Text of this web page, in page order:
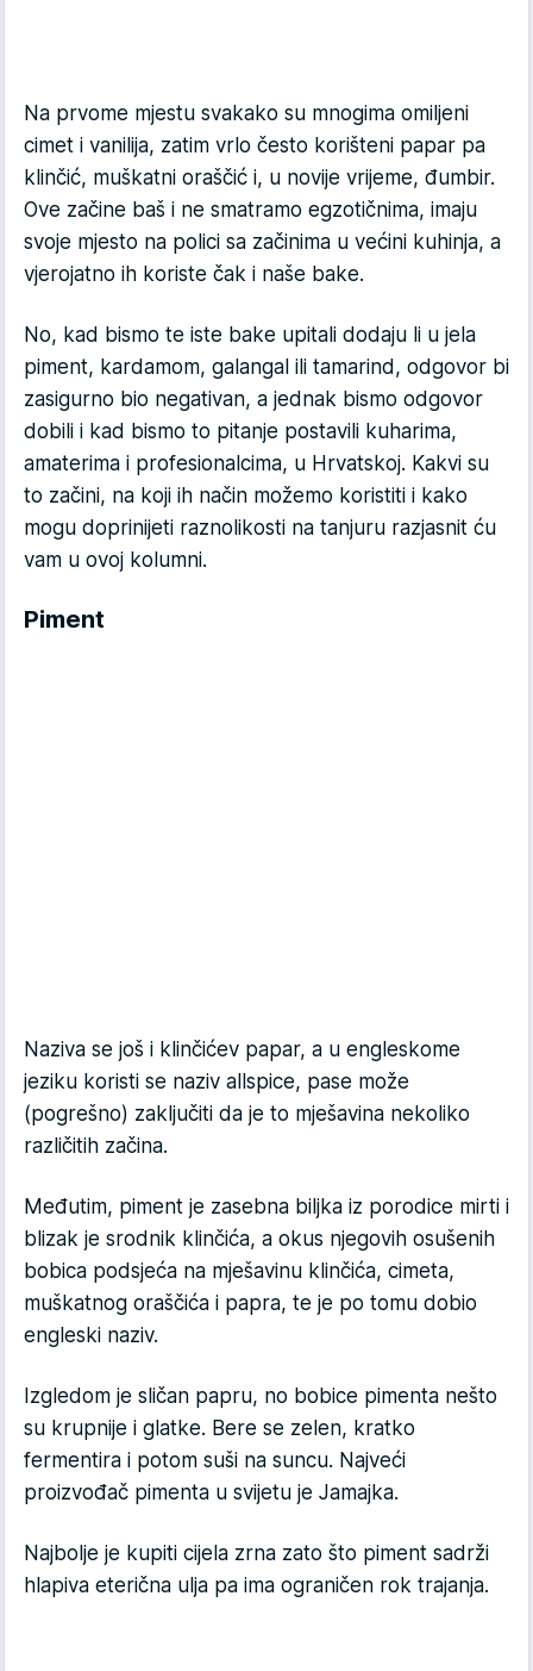
Na prvome mjestu svakako su mnogima omiljeni
cimet i vanilija, zatim vrlo često korišteni papar pa
klinčić, muškatni oraščić i, u novije vrijeme, đumbir.
Ove začine baš i ne smatramo egzotičnima, imaju
svoje mjesto na polici sa začinima u većini kuhinja, a
vjerojatno ih koriste čak i naše bake.
No, kad bismo te iste bake upitali dodaju li u jela
piment, kardamom, galangal ili tamarind, odgovor bi
zasigurno bio negativan, a jednak bismo odgovor
dobili i kad bismo to pitanje postavili kuharima,
amaterima i profesionalcima, u Hrvatskoj. Kakvi su
to začini, na koji ih način možemo koristiti i kako
mogu doprinijeti raznolikosti na tanjuru razjasnit ću
vam u ovoj kolumni.
Piment
Naziva se još i klinčićev papar, a u engleskome
jeziku koristi se naziv allspice, pase može
(pogrešno) zaključiti da je to mješavina nekoliko
različitih začina.
Međutim, piment je zasebna biljka iz porodice mirti i
blizak je srodnik klinčića, a okus njegovih osušenih
bobica podsjeća na mješavinu klinčića, cimeta,
muškatnog oraščića i papra, te je po tomu dobio
engleski naziv.
Izgledom je sličan papru, no bobice pimenta nešto
su krupnije i glatke. Bere se zelen, kratko
fermentira i potom suši na suncu. Najveći
proizvođač pimenta u svijetu je Jamajka.
Najbolje je kupiti cijela zrna zato što piment sadrži
hlapiva eterična ulja pa ima ograničen rok trajanja.